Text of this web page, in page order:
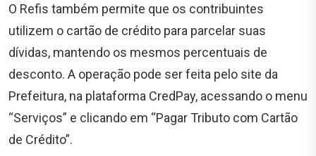
O Refis também permite que os contribuintes
utilizem o cartão de crédito para parcelar suas
dívidas, mantendo os mesmos percentuais de
desconto. A operação pode ser feita pelo site da
Prefeitura, na plataforma CredPay, acessando o menu
“Serviços” e clicando em “Pagar Tributo com Cartão
de Crédito”.